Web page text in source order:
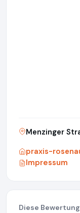
Menzinger
praxis-
Impressum
Diese